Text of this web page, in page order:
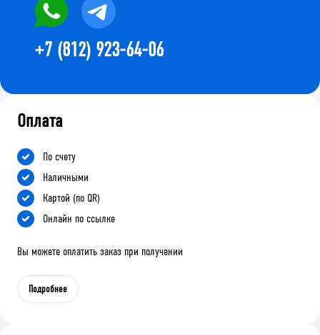
+7 (812) 923-64-06
Оплата
По счету
Наличными
Картой (по QR)
Онлайн по ссылке
Вы можете оплатить заказ при получении
Подробнее